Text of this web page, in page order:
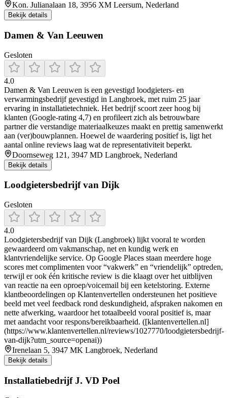
Kon. Julianalaan 18, 3956 XM Leersum, Nederland
Bekijk details
Damen & Van Leeuwen
Gesloten
4.0
Damen & Van Leeuwen is een gevestigd loodgieters- en
verwarmingsbedrijf gevestigd in Langbroek, met ruim 25 jaar
ervaring in installatietechniek. Het bedrijf scoort zeer hoog bij
klanten (Google-rating 4,7) en profileert zich als betrouwbare
partner die verstandige materiaalkeuzes maakt en prettig samenwerkt
aan (ver)bouwplannen. Hoewel de waardering positief is, ligt het
aantal online reviews laag wat de representativiteit beperkt.
Doornseweg 121, 3947 MD Langbroek, Nederland
Bekijk details
Loodgietersbedrijf van Dijk
Gesloten
4.0
Loodgietersbedrijf van Dijk (Langbroek) lijkt vooral te worden
gewaardeerd om vakmanschap, net en kundig werk en
klantvriendelijke service. Op Google Places staan meerdere hoge
scores met complimenten voor “vakwerk” en “vriendelijk” optreden,
terwijl er ook één kritische review is die klaagt over het uitblijven
van reactie na een oproep/voicemail bij een ketelstoring. Externe
klantbeoordelingen op Klantenvertellen ondersteunen het positieve
beeld met veel feedback rond deskundigheid, afspraken nakomen en
nette afwerking, waardoor het totaalbeeld vooral positief is, maar
met aandacht voor respons/bereikbaarheid. ([klantenvertellen.nl]
(https://www.klantenvertellen.nl/reviews/1027770/loodgietersbedrijf-
van-dijk?utm_source=openai))
Irenelaan 5, 3947 MK Langbroek, Nederland
Bekijk details
Installatiebedrijf J. VD Poel